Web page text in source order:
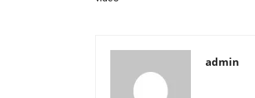
admin